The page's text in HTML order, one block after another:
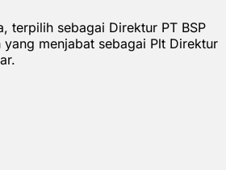
terpilih sebagai Direktur PT BSP
yang menjabat sebagai Plt Direktur